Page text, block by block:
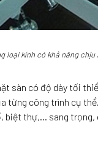
loại kính có khả năng
sàn có độ dày tối
từng công trình cụ
biệt thự,… sang trọng,